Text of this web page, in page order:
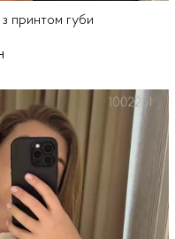
принтом губи